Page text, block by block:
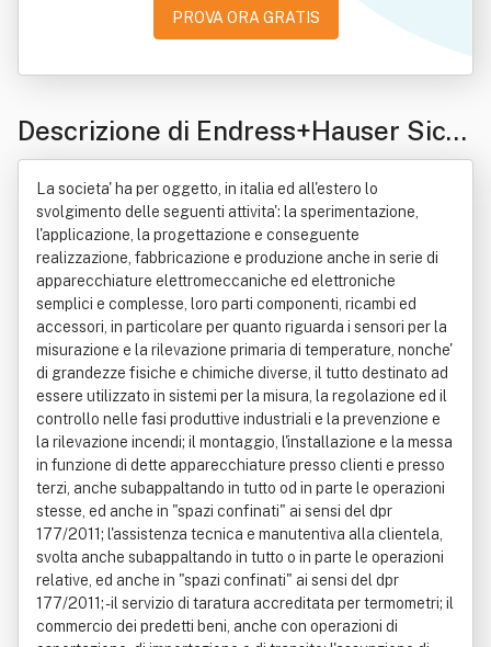
PROVA ORA GRATIS
Descrizione di Endress+Hauser Sice
stherm Srl
La societa' ha per oggetto, in italia ed all'estero lo
svolgimento delle seguenti attivita': la sperimentazione,
l'applicazione, la progettazione e conseguente
realizzazione, fabbricazione e produzione anche in serie di
apparecchiature elettromeccaniche ed elettroniche
semplici e complesse, loro parti componenti, ricambi ed
accessori, in particolare per quanto riguarda i sensori per la
misurazione e la rilevazione primaria di temperature, nonche'
di grandezze fisiche e chimiche diverse, il tutto destinato ad
essere utilizzato in sistemi per la misura, la regolazione ed il
controllo nelle fasi produttive industriali e la prevenzione e
la rilevazione incendi; il montaggio, l'installazione e la messa
in funzione di dette apparecchiature presso clienti e presso
terzi, anche subappaltando in tutto od in parte le operazioni
stesse, ed anche in "spazi confinati" ai sensi del dpr
177/2011; l'assistenza tecnica e manutentiva alla clientela,
svolta anche subappaltando in tutto o in parte le operazioni
relative, ed anche in "spazi confinati" ai sensi del dpr
177/2011; - il servizio di taratura accreditata per termometri; il
commercio dei predetti beni, anche con operazioni di